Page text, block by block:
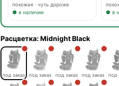
похожая · чуть дороже
● в наличии ● в
Расцветка:Midnight Black
под заказ под заказ под заказ под заказ под